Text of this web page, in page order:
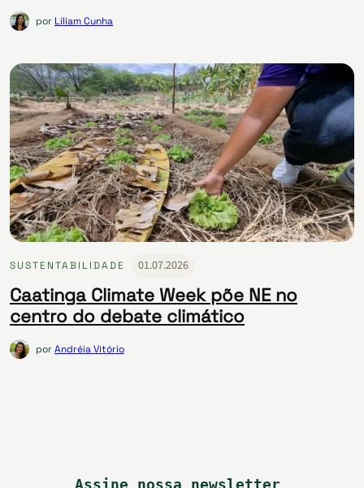
por Líliam Cunha
SUSTENTABILIDADE 01.07.2026
Caatinga Climate Week põe NE no
centro do debate climático
porAndréia Vitório
Assine nossa newsletter